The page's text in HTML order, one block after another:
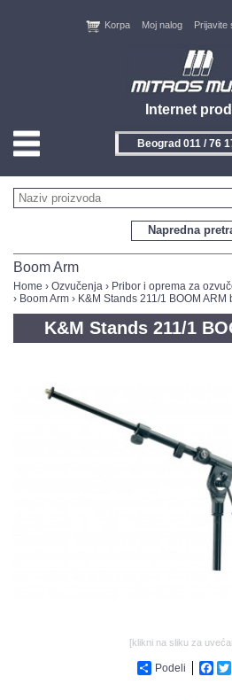
Internet
Korpa Moj nalog Prijavite
Beograd 011 / 76
HOME
KONTAKT
AKCIJE
NOVITETI
Napredna
Boom Arm
Home › Ozvučenja › Pribor i oprema za
› Boom Arm › K&M Stands 211/1 BOOM ARM
K&M Stands 211/1
[klikni na sliku za
Podeli